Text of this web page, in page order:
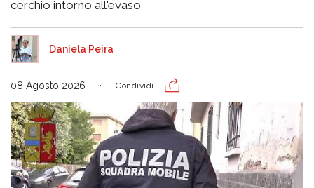
cerchio intorno all'evaso
Daniela Peira
08 Agosto 2026 Condividi